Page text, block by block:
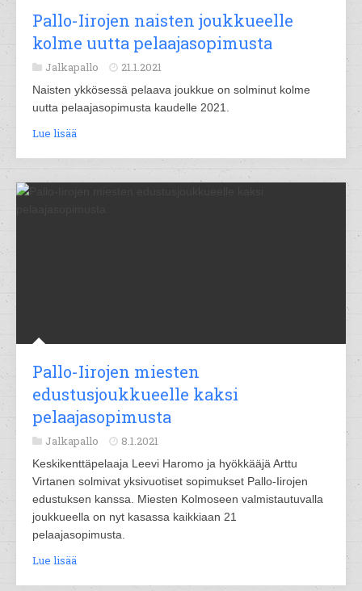
Pallo-Iirojen naisten joukkueelle
kolme uutta pelaajasopimusta
Jalkapallo 21.1.2021
Naisten ykkösessä pelaava joukkue on solminut kolme
uutta pelaajasopimusta kaudelle 2021.
Lue lisää
Pallo-Iirojen miesten
edustusjoukkueelle kaksi
pelaajasopimusta
Jalkapallo 8.1.2021
Keskikenttäpelaaja Leevi Haromo ja hyökkääjä Arttu
Virtanen solmivat yksivuotiset sopimukset Pallo-Iirojen
edustuksen kanssa. Miesten Kolmoseen valmistautuvalla
joukkueella on nyt kasassa kaikkiaan 21
pelaajasopimusta.
Lue lisää